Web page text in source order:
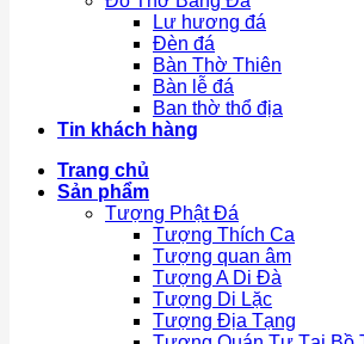
Lư hương đá
Đèn đá
Bàn Thờ Thiên
Bàn lễ đá
Ban thờ thổ địa
Tin khách hàng
Trang chủ
Sản phẩm
Tượng Phật Đá
Tượng Thích Ca
Tượng quan âm
Tượng A Di Đà
Tượng Di Lặc
Tượng Địa Tạng